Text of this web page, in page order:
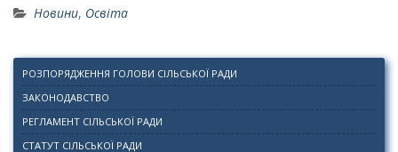
Новини, Освіта
РОЗПОРЯДЖЕННЯ ГОЛОВИ СІЛЬСЬКОЇ РАДИ
ЗАКОНОДАВСТВО
РЕГЛАМЕНТ СІЛЬСЬКОЇ РАДИ
СТАТУТ СІЛЬСЬКОЇ РАДИ